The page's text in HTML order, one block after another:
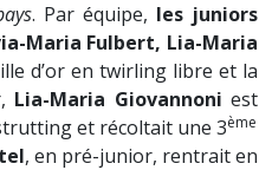
. Par équipe, les juniors
Maria Fulbert, Lia-Maria
d’or en twirling libre et la
Lia-Maria Giovannoni est
et récoltait une 3ème
, en pré-junior, rentrait en